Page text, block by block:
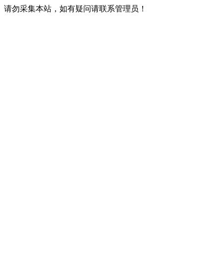
请勿采集本站，如有疑问请联系管理员！